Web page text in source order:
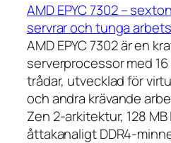
AMD EPYC 7302 –
servrar och tunga
AMD EPYC 7302 är en
serverprocessor med
trådar, utvecklad för
och andra krävande
Zen 2-arkitektur, 128
åttakanaligt DDR4-